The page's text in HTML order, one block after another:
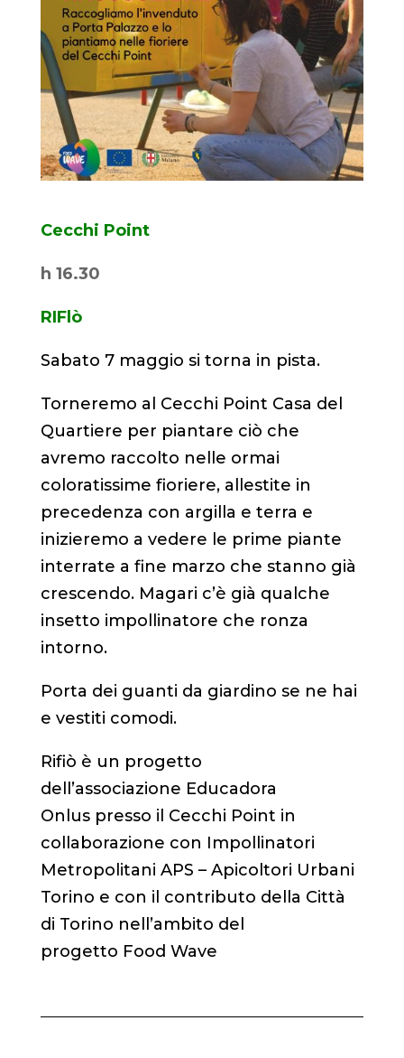
Cecchi Point
h 16.30
RIFlò
Sabato 7 maggio si torna in pista.
Torneremo al Cecchi Point Casa del
Quartiere per piantare ciò che
avremo raccolto nelle ormai
coloratissime fioriere, allestite in
precedenza con argilla e terra e
inizieremo a vedere le prime piante
interrate a fine marzo che stanno già
crescendo. Magari c’è già qualche
insetto impollinatore che ronza
intorno.
Porta dei guanti da giardino se ne hai
e vestiti comodi.
Rifiò è un progetto
dell’associazione Educadora
Onluspresso il Cecchi Point in
collaborazione con Impollinatori
Metropolitani APS – Apicoltori Urbani
Torino e con il contributo della Città
di Torino nell’ambito del
progetto Food Wave